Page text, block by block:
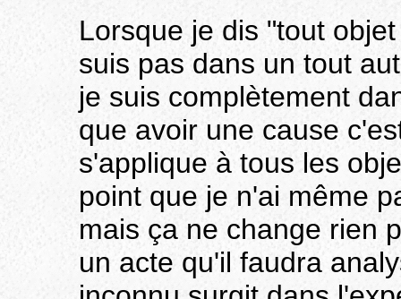
Lorsque je dis "tout
suis pas dans un tout
je suis complètement
que avoir une cause
s'applique à tous les
point que je n'ai même
mais ça ne change rien
un acte qu'il faudra